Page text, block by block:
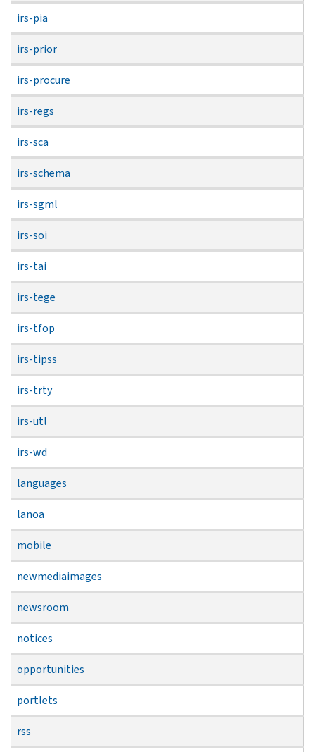
irs-pia
irs-prior
irs-procure
irs-regs
irs-sca
irs-schema
irs-sgml
irs-soi
irs-tai
irs-tege
irs-tfop
irs-tipss
irs-trty
irs-utl
irs-wd
languages
lanoa
mobile
newmediaimages
newsroom
notices
opportunities
portlets
rss